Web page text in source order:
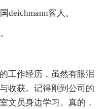
客人。
作经历，虽然有眼泪
收获。记得刚到公司的
文员身边学习。真的，